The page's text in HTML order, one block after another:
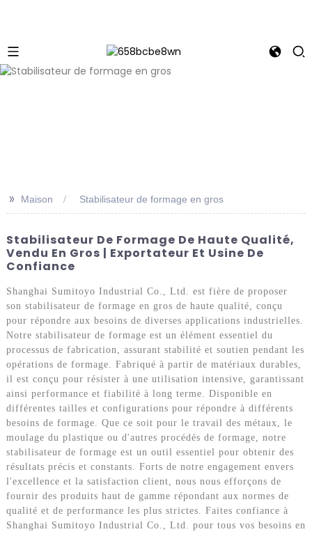
>> Maison Stabilisateur de formage en gros
Stabilisateur De Formage De Haute Qualité,
Vendu En Gros | Exportateur Et Usine De
Confiance
Shanghai Sumitoyo Industrial Co., Ltd. est fière de proposer
son stabilisateur de formage en gros de haute qualité, conçu
pour répondre aux besoins de diverses applications industrielles.
Notre stabilisateur de formage est un élément essentiel du
processus de fabrication, assurant stabilité et soutien pendant les
opérations de formage. Fabriqué à partir de matériaux durables,
il est conçu pour résister à une utilisation intensive, garantissant
ainsi performance et fiabilité à long terme. Disponible en
différentes tailles et configurations pour répondre à différents
besoins de formage. Que ce soit pour le travail des métaux, le
moulage du plastique ou d'autres procédés de formage, notre
stabilisateur de formage est un outil essentiel pour obtenir des
résultats précis et constants. Forts de notre engagement envers
l'excellence et la satisfaction client, nous nous efforçons de
fournir des produits haut de gamme répondant aux normes de
qualité et de performance les plus strictes. Faites confiance à
Shanghai Sumitoyo Industrial Co., Ltd. pour tous vos besoins en